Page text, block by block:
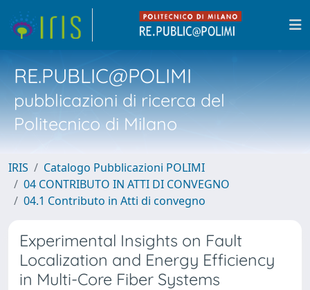
RE.PUBLIC@POLIMI
pubblicazioni di ricerca del
Politecnico di Milano
IRIS
Catalogo Pubblicazioni POLIMI
04 CONTRIBUTO IN ATTI DI CONVEGNO
04.1 Contributo in Atti di convegno
Experimental Insights on Fault
Localization and Energy Efficiency
in Multi-Core Fiber Systems